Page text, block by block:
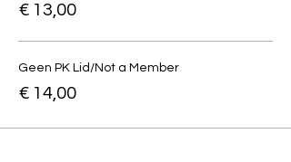
€ 13,00
Geen PK Lid/Not a Member
€ 14,00